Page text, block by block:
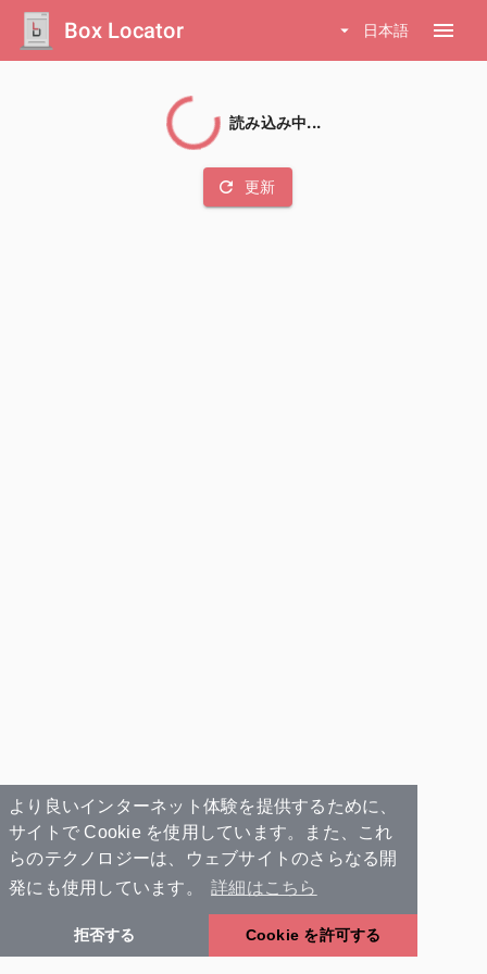
より良いインターネット体験を提供するために、
サイトで Cookie を使用しています。また、これ
らのテクノロジーは、ウェブサイトのさらなる開
発にも使用しています。
詳細はこちら
拒否する Cookie を許可する
Box Locator arrow_drop_down 日本語 menu
読み込み中...
refresh 更新